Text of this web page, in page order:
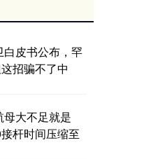
白皮书公布，罕
招骗不了中
大不足就是
杆时间压缩至